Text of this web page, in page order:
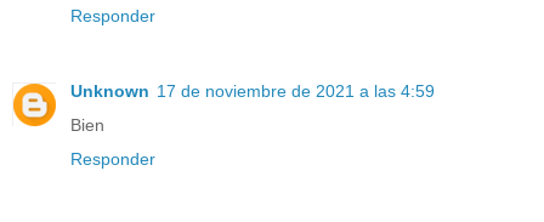
Responder
Unknown 17 de noviembre de 2021 a las 4:59
Bien
Responder